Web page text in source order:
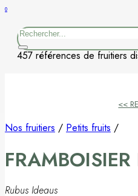
Kaki
Noisetier
0
Rechercher
457 références de fruitiers
Nos fruitiers / Petits fruits /
FRAMBOISIER
Rubus Ideaus
<<